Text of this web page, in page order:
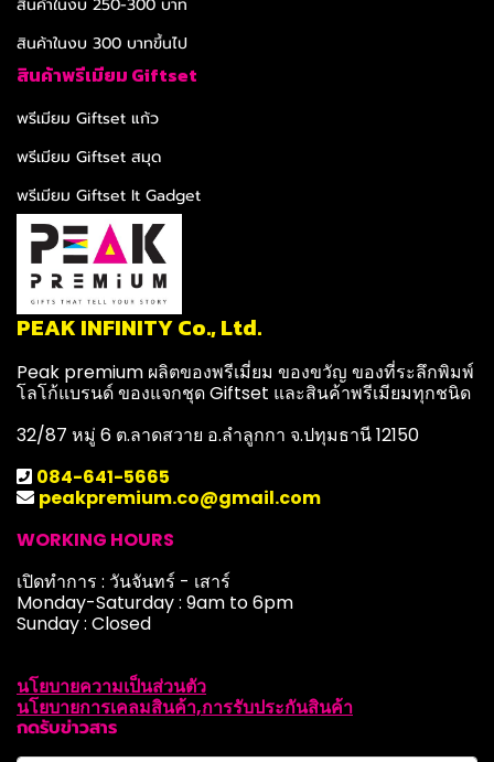
สินค้าในงบ 250-300 บาท
สินค้าในงบ 300 บาทขึ้นไป
สินค้าพรีเมียม Giftset
พรีเมียม Giftset แก้ว
พรีเมียม Giftset สมุด
พรีเมียม Giftset It Gadget
PEAK INFINITY Co., Ltd.
Peak premium ผลิตของพรีเมี่ยม ของขวัญ ของที่ระลึกพิมพ์
โลโก้แบรนด์ ของแจกชุด Giftset และสินค้าพรีเมียมทุกชนิด
32/87 หมู่ 6 ต.ลาดสวาย อ.ลำลูกกา จ.ปทุมธานี 12150
084-641-5665
peakpremium.co@gmail.com
WORKING HOURS
เปิดทำการ : วันจันทร์ - เสาร์
Monday-Saturday : 9am to 6pm
Sunday : Closed
นโยบายความเป็นส่วนตัว
นโยบายการเคลมสินค้า,การรับประกันสินค้า
กดรับข่าวสาร